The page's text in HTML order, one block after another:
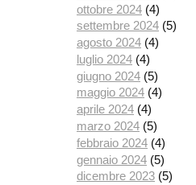
ottobre 2024 (4)
settembre 2024 (5)
agosto 2024 (4)
luglio 2024 (4)
giugno 2024 (5)
maggio 2024 (4)
aprile 2024 (4)
marzo 2024 (5)
febbraio 2024 (4)
gennaio 2024 (5)
dicembre 2023 (5)